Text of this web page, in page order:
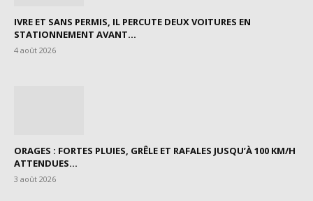
IVRE ET SANS PERMIS, IL PERCUTE DEUX VOITURES EN
STATIONNEMENT AVANT...
4 août 2026
ORAGES : FORTES PLUIES, GRÊLE ET RAFALES JUSQU’À 100 KM/H
ATTENDUES...
3 août 2026